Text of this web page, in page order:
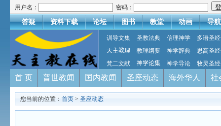
用户名： 密码：
答疑 资料下载 论坛 图书 教堂 动画 导航
训导文集 圣教法典 信理神学
多语圣经
天主教理
教理纲要 神学辞典
思高圣经
梵二文献
神学论集 神学导论 牧灵圣经
首 页 普世教闻 国内教闻 圣座动态 海外华人 社
您当前的位置： 首页 > 圣座动态